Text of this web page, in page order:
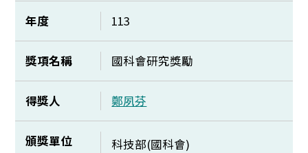
年度 113
獎項名稱 國科會研究獎勵
得獎人 鄭夙芬
頒獎單位 科技部(國科會)